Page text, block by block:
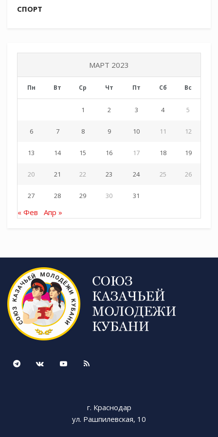
СПОРТ
МАРТ 2023
Пн Вт Ср Чт Пт Сб Вс
1 2 3 4 5
6 7 8 9 10 11 12
13 14 15 16 17 18 19
20 21 22 23 24 25 26
27 28 29 30 31
« Фев Апр »
г. Краснодар
ул. Рашпилевская, 10